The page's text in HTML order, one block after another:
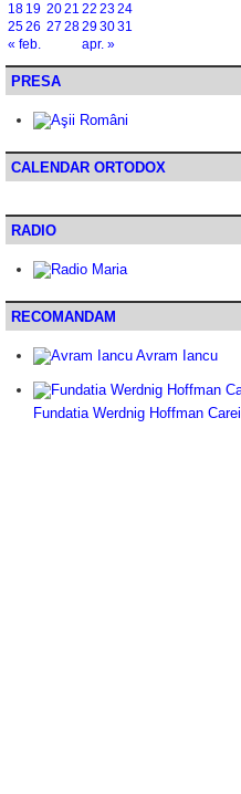
« feb. apr. »
18 19 2021 22 2324
2526 27 28293031
PRESA
CALENDAR ORTODOX
RADIO
RECOMANDAM
Avram Iancu
Fundatia Werdnig Hoffman Carei